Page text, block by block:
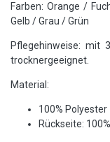
Farben: Orange /
Gelb / Grau / Grün
Pflegehinweise: mit
trocknergeeignet.
Material:
100% Polyester
Rückseite: